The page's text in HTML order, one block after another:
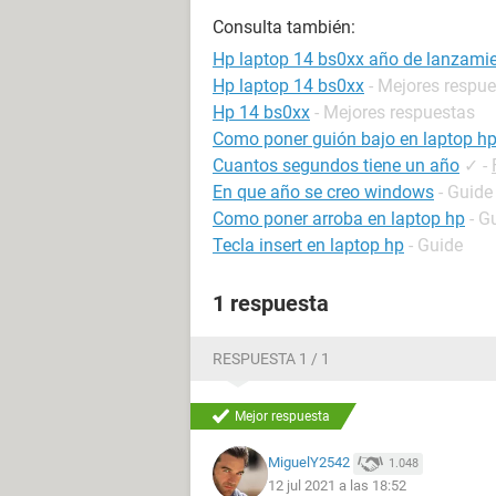
Consulta también:
Hp laptop 14 bs0xx año de
Hp laptop 14 bs0xx - Mejores
Hp 14 bs0xx - Mejores respuestas
Como poner guión bajo en laptop hp
Cuantos segundos tiene un año ✓ -
En que año se creo windows - Guide
Como poner arroba en laptop hp -
Tecla insert en laptop hp - Guide
1 respuesta
RESPUESTA 1 / 1
Mejor respuesta
MiguelY2542 1.048
12 jul 2021 a las 18:52